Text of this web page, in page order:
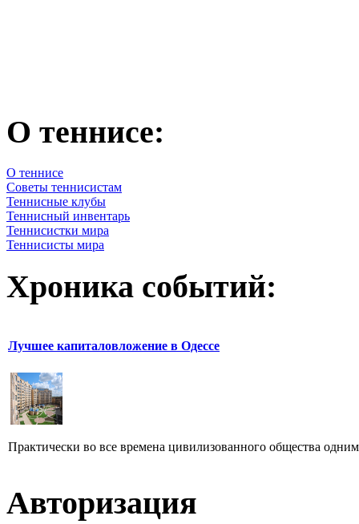
О теннисе:
О теннисе
Советы теннисистам
Теннисные клубы
Теннисный инвентарь
Теннисистки мира
Теннисисты мира
Хроника событий:
Лучшее капиталовложение в Одессе
Практически во все времена цивилизованного общества
Авторизация